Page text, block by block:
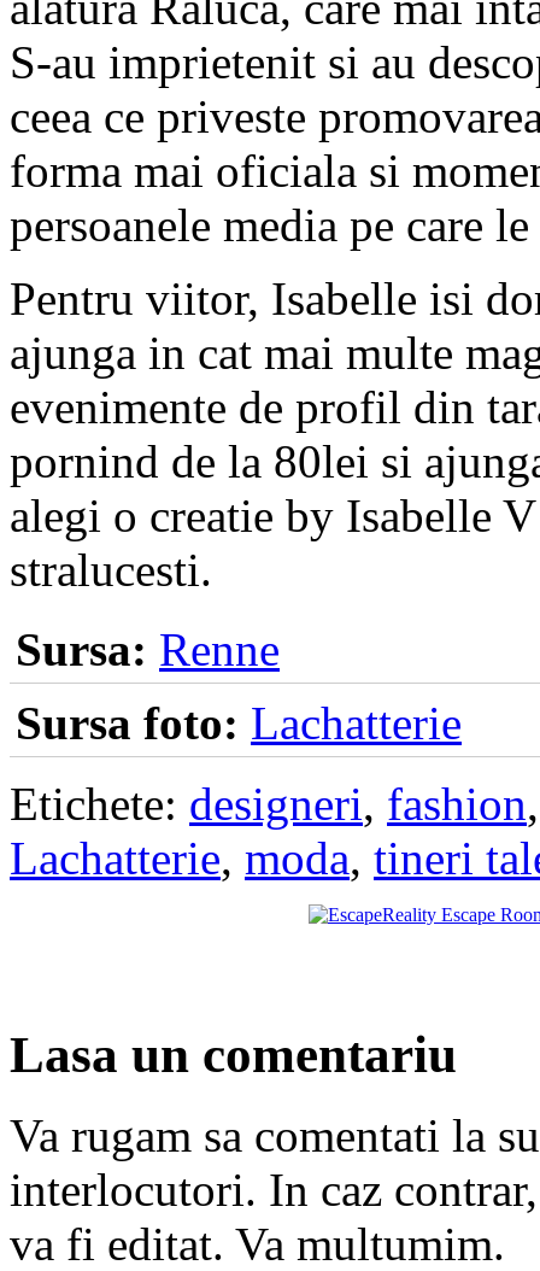
S-au imprietenit si au
ceea ce priveste
forma mai oficiala si
persoanele media pe care
Pentru viitor, Isabelle isi
ajunga in cat mai multe
evenimente de profil din
pornind de la 80lei si
alegi o creatie by Isabelle
stralucesti.
Sursa: Renne
Sursa foto: Lachatterie
Etichete: designeri, fashion
Lachatterie, moda, tineri
Lasa un comentariu
Va rugam sa comentati la
interlocutori. In caz
va fi editat. Va multumim.